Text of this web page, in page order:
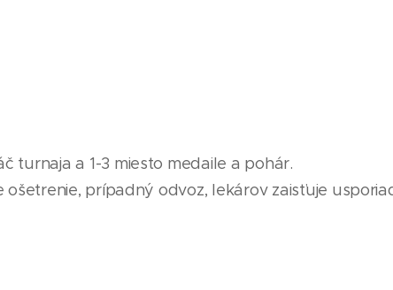
turnaja a 1-3 miesto medaile a pohár.
prípadný odvoz, lekárov zaisťuje